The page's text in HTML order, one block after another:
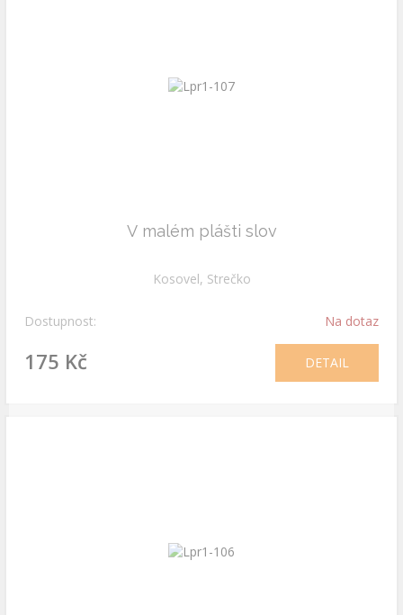
V malém plášti slov
Kosovel, Strečko
Dostupnost: Na dotaz
175 Kč DETAIL